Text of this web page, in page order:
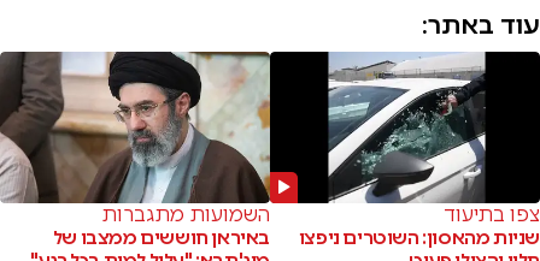
עוד באתר:
צפו בתיעוד
שניות מהאסון: השוטרים ניפצו
השמועות מתגברות
באיראן חוששים ממצבו של